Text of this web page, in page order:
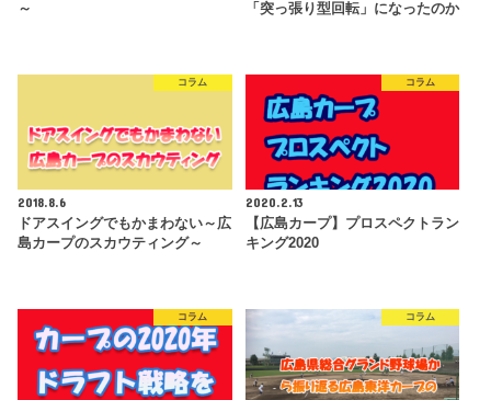
～
「突っ張り型回転」になったのか
コラム
2018.8.6
ドアスイングでもかまわない～広
島カープのスカウティング～
コラム
2020.2.13
【広島カープ】プロスペクトラン
キング2020
コラム コラム